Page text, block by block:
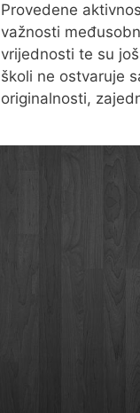
Provedene
važnosti
vrijednosti te su
školi ne ostvaruje
originalnosti,